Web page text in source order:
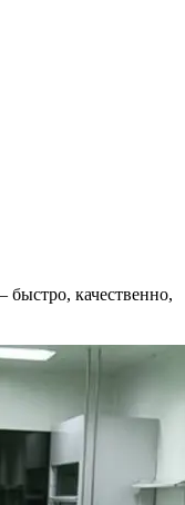
быстро, качественно,